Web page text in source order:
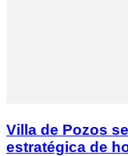
Villa de Pozos
estratégica de